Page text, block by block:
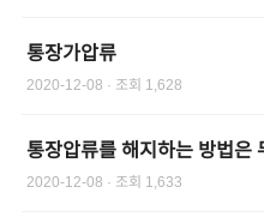
통장가압류
2020-12-08 · 조회 1,628
통장압류를 해지하는 방법은
2020-12-08 · 조회 1,633